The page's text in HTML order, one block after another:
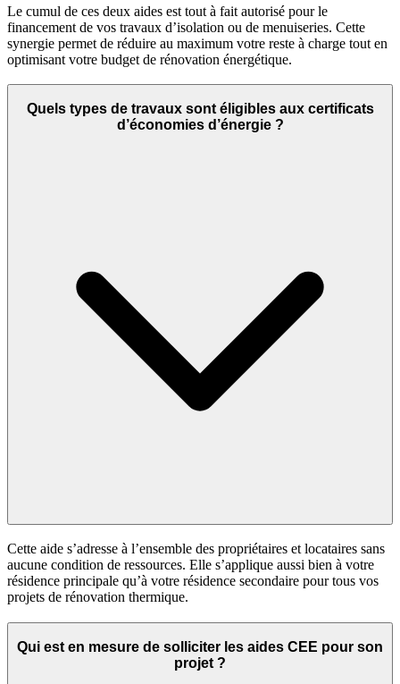
Le cumul de ces deux aides est tout à fait autorisé pour le
financement de vos travaux d’isolation ou de menuiseries. Cette
synergie permet de réduire au maximum votre reste à charge tout en
optimisant votre budget de rénovation énergétique.
Quels types de travaux sont éligibles aux certificats
d’économies d’énergie ?
Cette aide s’adresse à l’ensemble des propriétaires et locataires sans
aucune condition de ressources. Elle s’applique aussi bien à votre
résidence principale qu’à votre résidence secondaire pour tous vos
projets de rénovation thermique.
Qui est en mesure de solliciter les aides CEE pour son
projet ?